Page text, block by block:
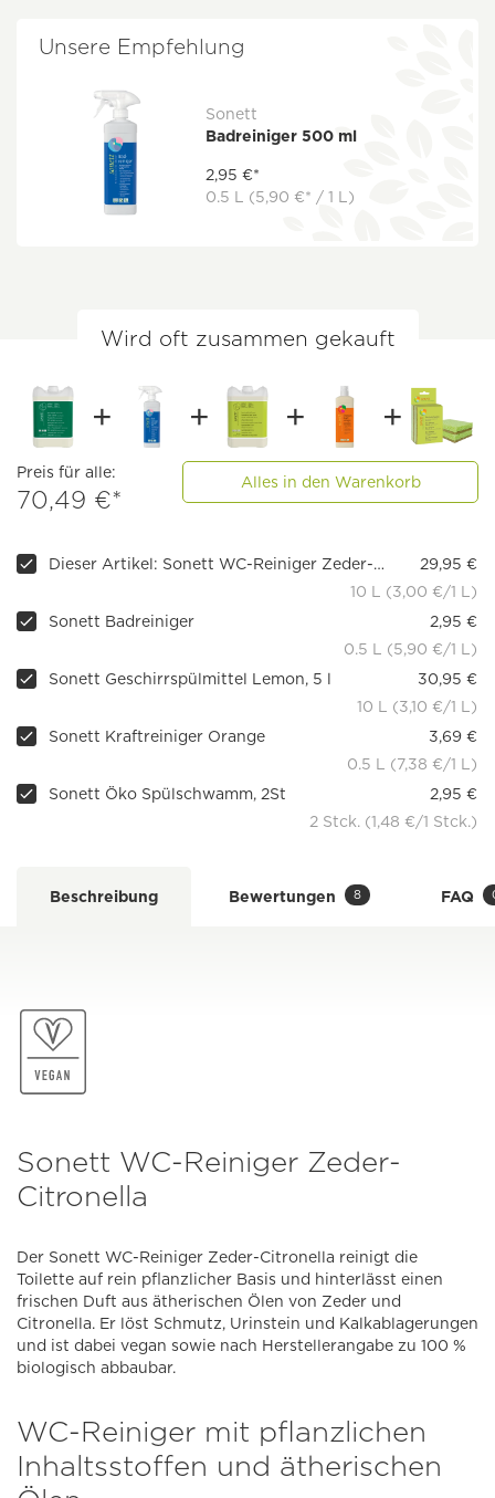
Unsere Empfehlung
Sonett
Badreiniger 500 ml
2,95 €*
0.5 L (5,90 €* / 1 L)
Wird oft zusammen gekauft
Preis für alle:
70,49 €*
Alles in den Warenkorb
Dieser Artikel: Sonett WC-Reiniger Zeder-Citronella
29,95 €
10 L (3,00 €/1 L)
Sonett Badreiniger
2,95 €
0.5 L (5,90 €/1 L)
Sonett Geschirrspülmittel Lemon, 5 l
30,95 €
10 L (3,10 €/1 L)
Sonett Kraftreiniger Orange
3,69 €
0.5 L (7,38 €/1 L)
Sonett Öko Spülschwamm, 2St
2,95 €
2 Stck. (1,48 €/1 Stck.)
Beschreibung Bewertungen 8 FAQ
Sonett WC-Reiniger Zeder-
Citronella
Der Sonett WC-Reiniger Zeder-Citronella reinigt die
Toilette auf rein pflanzlicher Basis und hinterlässt einen
frischen Duft aus ätherischen Ölen von Zeder und
Citronella. Er löst Schmutz, Urinstein und Kalkablagerungen
und ist dabei vegan sowie nach Herstellerangabe zu 100 %
biologisch abbaubar.
WC-Reiniger mit pflanzlichen
Inhaltsstoffen und ätherischen